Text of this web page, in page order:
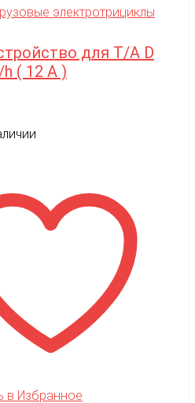
электротрициклы
для Т/А D
( 12 A )
в Избранное